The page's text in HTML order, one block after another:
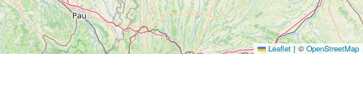
Leaflet | © OpenStreetMap